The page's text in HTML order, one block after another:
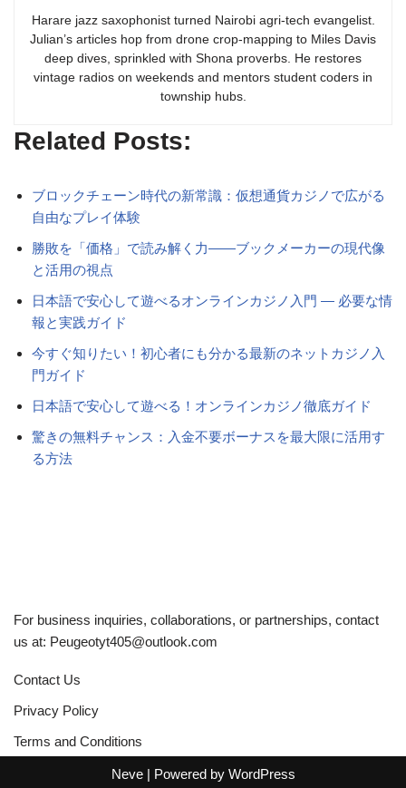
Harare jazz saxophonist turned Nairobi agri-tech evangelist.
Julian’s articles hop from drone crop-mapping to Miles Davis
deep dives, sprinkled with Shona proverbs. He restores
vintage radios on weekends and mentors student coders in
township hubs.
Related Posts:
ブロックチェーン時代の新常識：仮想通貨カジノで広がる
自由なプレイ体験
勝敗を「価格」で読み解く力——ブックメーカーの現代像
と活用の視点
日本語で安心して遊べるオンラインカジノ入門 — 必要な情
報と実践ガイド
今すぐ知りたい！初心者にも分かる最新のネットカジノ入
門ガイド
日本語で安心して遊べる！オンラインカジノ徹底ガイド
驚きの無料チャンス：入金不要ボーナスを最大限に活用す
る方法
For business inquiries, collaborations, or partnerships, contact
us at: Peugeotyt405@outlook.com
Contact Us
Privacy Policy
Terms and Conditions
Neve| Powered by WordPress